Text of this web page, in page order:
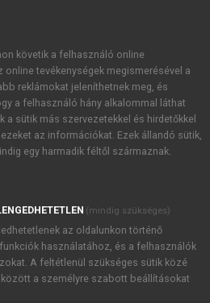
újdonságairól, akcióiról.
Kiadó Zrt. újdonságairól,
foglaltakat tudomásul
feltételeket, valamint a szotar.netés a
foglaltakat
elfogadom.
követik a felhasználó online
online tevékenységek megismerésével a
reklámokat jeleníthetnek meg, és
a felhasználó hány alkalommal láthat
a sütik más szervezetekkel és hirdetőkkel
az információkat. Ezek állandó sütik,
egy harmadik féltől származnak.
(mindig szükséges)
az oldalunkon történő
használatához, és a felhasználók
A feltétlenül szükséges sütik közé
a személyre szabott beállításokat